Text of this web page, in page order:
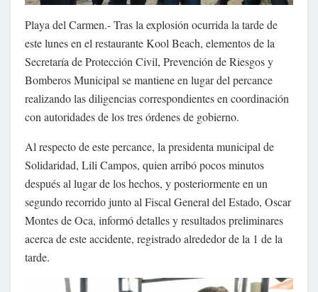
Playa del Carmen.- Tras la explosión ocurrida la tarde de
este lunes en el restaurante Kool Beach, elementos de la
Secretaría de Protección Civil, Prevención de Riesgos y
Bomberos Municipal se mantiene en lugar del percance
realizando las diligencias correspondientes en coordinación
con autoridades de los tres órdenes de gobierno.
Al respecto de este percance, la presidenta municipal de
Solidaridad, Lili Campos, quien arribó pocos minutos
después al lugar de los hechos, y posteriormente en un
segundo recorrido junto al Fiscal General del Estado, Oscar
Montes de Oca, informó detalles y resultados preliminares
acerca de este accidente, registrado alrededor de la 1 de la
tarde.